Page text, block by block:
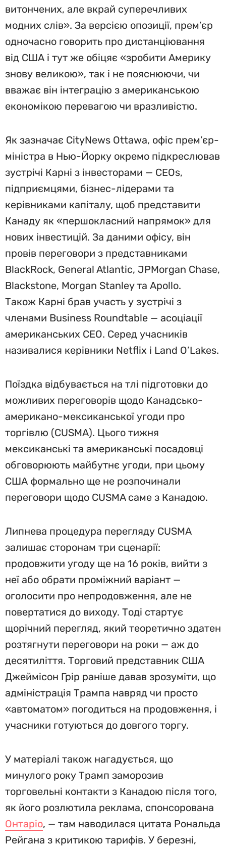
витончених, але вкрай суперечливих
модних слів». За версією опозиції, прем’єр
одночасно говорить про дистанціювання
від США і тут же обіцяє «зробити Америку
знову великою», так і не пояснюючи, чи
вважає він інтеграцію з американською
економікою перевагою чи вразливістю.
Як зазначає CityNews Ottawa, офіс прем’єр-
міністра в Нью-Йорку окремо підкреслював
зустрічі Карні з інвесторами — CEOs,
підприємцями, бізнес-лідерами та
керівниками капіталу, щоб представити
Канаду як «першокласний напрямок» для
нових інвестицій. За даними офісу, він
провів переговори з представниками
BlackRock, General Atlantic, JPMorgan Chase,
Blackstone, Morgan Stanley та Apollo.
Також Карні брав участь у зустрічі з
членами Business Roundtable — асоціації
американських CEO. Серед учасників
називалися керівники Netflix і Land O’Lakes.
Поїздка відбувається на тлі підготовки до
можливих переговорів щодо Канадсько-
американо-мексиканської угоди про
торгівлю (CUSMA). Цього тижня
мексиканські та американські посадовці
обговорюють майбутнє угоди, при цьому
США формально ще не розпочинали
переговори щодо CUSMA саме з Канадою.
Липнева процедура перегляду CUSMA
залишає сторонам три сценарії:
продовжити угоду ще на 16 років, вийти з
неї або обрати проміжний варіант —
оголосити про непродовження, але не
повертатися до виходу. Тоді стартує
щорічний перегляд, який теоретично здатен
розтягнути переговори на роки — аж до
десятиліття. Торговий представник США
Джеймісон Грір раніше давав зрозуміти, що
адміністрація Трампа навряд чи просто
«автоматом» погодиться на продовження, і
учасники готуються до довгого торгу.
У матеріалі також нагадується, що
минулого року Трамп заморозив
торговельні контакти з Канадою після того,
як його розлютила реклама, спонсорована
Онтаріо, — там наводилася цитата Рональда
Рейгана з критикою тарифів. У березні,